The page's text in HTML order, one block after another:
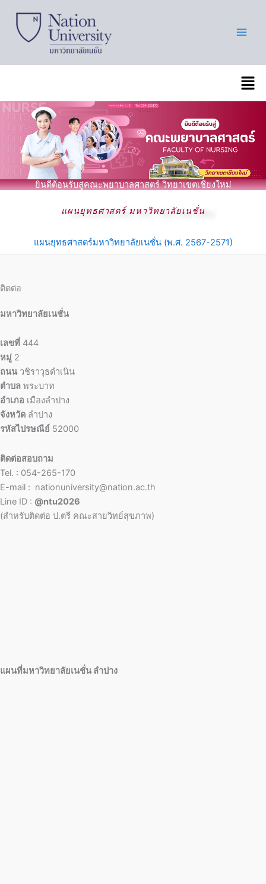
content
เมนู
ยินดีต้อนรับสู่คณะพยาบาลศาสตร์ วิทยาเขตเชียงใหม่
แผนยุทธศาสตร์ มหาวิทยาลัยเนชั่น
แผนยุทธศาสตร์มหาวิทยาลัยเนชั่น (พ.ศ. 2567-2571)
ติดต่อ
มหาวิทยาลัยเนชั่น
เลขที่ 444
หมู่ 2
ถนน วชิราวุธดำเนิน
ตำบล พระบาท
อำเภอ เมืองลำปาง
จังหวัด ลำปาง
รหัสไปรษณีย์ 52000
ติดต่อสอบถาม
Tel. : 054-265-170
E-mail : nationuniversity@nation.ac.th
Line ID : @ntu2026
(สำหรับติดต่อ ป.ตรี คณะสายวิทย์สุขภาพ)
แผนที่มหาวิทยาลัยเนชั่น ลำปาง